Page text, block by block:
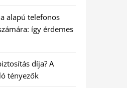
alapú telefonos
így érdemes
díja? A
tényezők